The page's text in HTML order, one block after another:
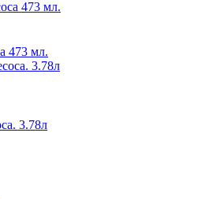
473 мл.
3.78л